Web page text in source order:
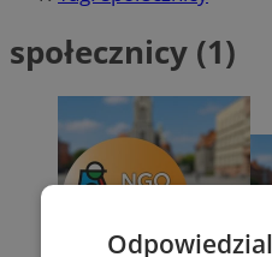
społecznicy (1)